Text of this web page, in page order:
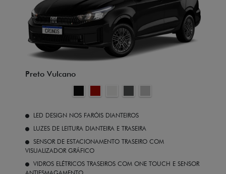
Preto Vulcano
LED DESIGN NOS FARÓIS DIANTEIROS
LUZES DE LEITURA DIANTEIRA E TRASEIRA
SENSOR DE ESTACIONAMENTO TRASEIRO COM
VISUALIZADOR GRÁFICO
VIDROS ELÉTRICOS TRASEIROS COM ONE TOUCH E SENSOR